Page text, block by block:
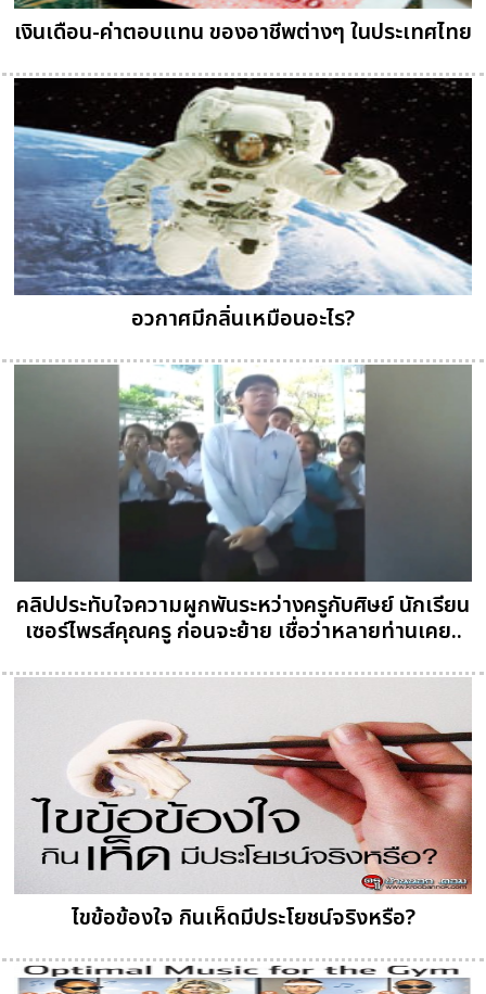
เงินเดือน-ค่าตอบแทน ของอาชีพต่างๆ ในประเทศไทย
อวกาศมีกลิ่นเหมือนอะไร?
คลิปประทับใจความผูกพันระหว่างครูกับศิษย์ นักเรียน
เซอร์ไพรส์คุณครู ก่อนจะย้าย เชื่อว่าหลายท่านเคย..
ไขข้อข้องใจ กินเห็ดมีประโยชน์จริงหรือ?